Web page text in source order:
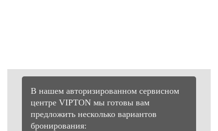
В нашем авторизированном сервисном
центре VIPTON мы готовы вам
предложить несколько вариантов
бронирования: